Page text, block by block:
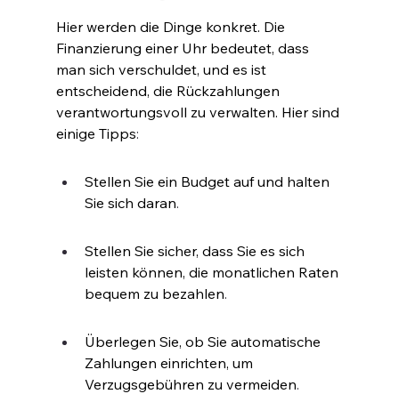
Hier werden die Dinge konkret. Die
Finanzierung einer Uhr bedeutet, dass
man sich verschuldet, und es ist
entscheidend, die Rückzahlungen
verantwortungsvoll zu verwalten. Hier sind
einige Tipps:
Stellen Sie ein Budget auf und halten
Sie sich daran.
Stellen Sie sicher, dass Sie es sich
leisten können, die monatlichen Raten
bequem zu bezahlen.
Überlegen Sie, ob Sie automatische
Zahlungen einrichten, um
Verzugsgebühren zu vermeiden.